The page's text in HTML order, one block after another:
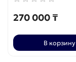
270 000 ₸
В корзину